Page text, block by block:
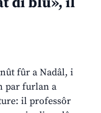
fûr a Nadâl, i
par furlan a
il professôr